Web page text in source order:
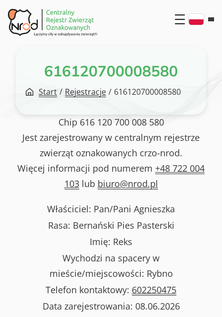
Przejdź
do
treści
616120700008580
Start / Rejestracje / 616120700008580
Chip 616 120 700 008 580
Jest zarejestrowany w centralnym rejestrze
zwierząt oznakowanych crzo-nrod.
Więcej informacji pod numerem +48 722 004
103lub biuro@nrod.pl
Właściciel: Pan/Pani Agnieszka
Rasa: Bernański Pies Pasterski
Imię: Reks
Wychodzi na spacery w
mieście/miejscowości: Rybno
Telefon kontaktowy: 602250475
Data zarejestrowania: 08.06.2026